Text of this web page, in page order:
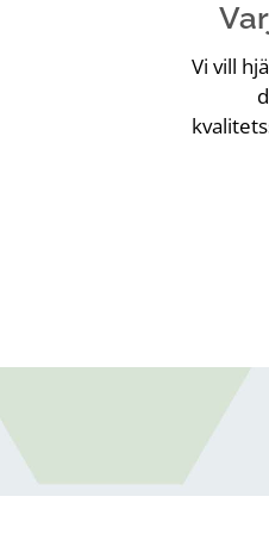
Vi vill